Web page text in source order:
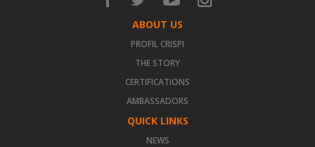
ABOUT US
PROFIL CRISPI
THE STORY
CERTIFICATIONS
AMBASSADORS
QUICK LINKS
NEWS